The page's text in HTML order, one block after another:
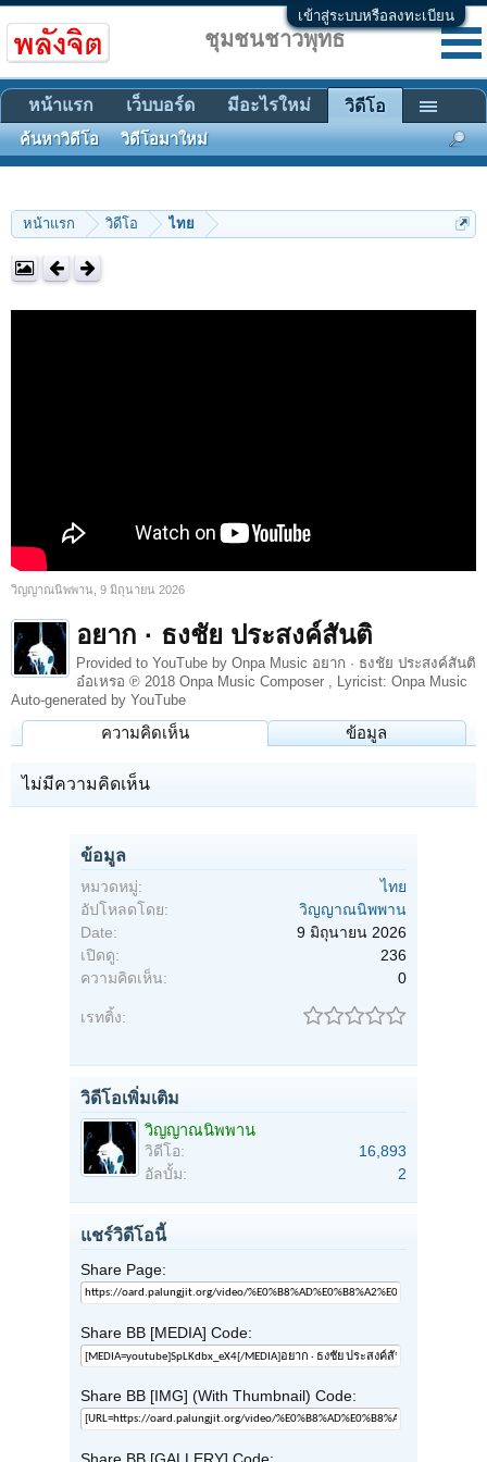
เข้าสู่ระบบหรือลงทะเบียน
หน้าแรก วิดีโอ ไทย
วิญญาณนิพพาน 9 มิถุนายน 2026
อยาก · ธงชัย ประสงค์สันติ
Provided to YouTube by Onpa Music อยาก · ธงชัย ประสงค์สันติ
อ๋อเหรอ ℗ 2018 Onpa Music Composer , Lyricist: Onpa Music
Auto-generated by YouTube
ความคิดเห็น ข้อมูล
ไม่มีความคิดเห็น
ข้อมูล
หมวดหมู่:
ไทย
อัปโหลดโดย:
วิญญาณนิพพาน
Date:
9 มิถุนายน 2026
เปิดดู:
236
ความคิดเห็น:
0
เรทติ้ง:
วิดีโอเพิ่มเติม
วิญญาณนิพพาน
วิดีโอ:
16,893
อัลบั้ม:
2
แชร์วิดีโอนี้
Share Page:
Share BB [MEDIA] Code:
Share BB [IMG] (With Thumbnail) Code:
Share BB [GALLERY] Code:
ชุมชนชาวพุทธ
หน้าแรก เว็บบอร์ด มีอะไรใหม่ วิดีโอ
ค้นหาวิดีโอ วิดีโอมาใหม่